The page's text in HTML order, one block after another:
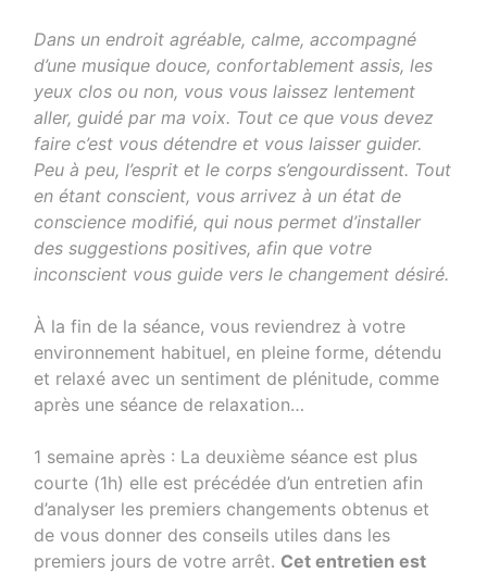
Dans un endroit agréable, calme, accompagné
d’une musique douce, confortablement assis, les
yeux clos ou non, vous vous laissez lentement
aller, guidé par ma voix. Tout ce que vous devez
faire c’est vous détendre et vous laisser guider.
Peu à peu, l’esprit et le corps s’engourdissent. Tout
en étant conscient, vous arrivez à un état de
conscience modifié, qui nous permet d’installer
des suggestions positives, afin que votre
inconscient vous guide vers le changement désiré.
À la fin de la séance, vous reviendrez à votre
environnement habituel, en pleine forme, détendu
et relaxé avec un sentiment de plénitude, comme
après une séance de relaxation…
1 semaine après : La deuxième séance est plus
courte (1h) elle est précédée d’un entretien afin
d’analyser les premiers changements obtenus et
de vous donner des conseils utiles dans les
premiers jours de votre arrêt. Cet entretien est